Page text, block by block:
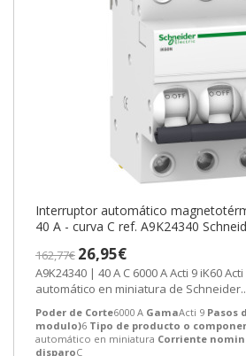
Interruptor automático
40 A - curva C ref. A9K24340
162,77€ 26,95€
A9K24340 | 40 A C 6000 A Acti 9 iK60 Acti 9 6 Interruptor
automático en miniatura de
Poder de Corte6000 A GamaActi 9 Pasos
modulo)6 Tipo de producto o
automático en miniatura Corriente
disparoC